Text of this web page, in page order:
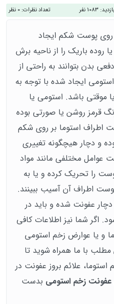
بازدید: 1083 نفر تعداد نظرات: 0 نظر
پوست شکم ایجاد
روده باریک را از ناحیه برش
بدن بتوانند به راحتی از
ایجاد شده با توجه به
موقتی باشد. استومی یا
قرمز روشن یا صورتی بوده
اطراف استوما بر روی شکم
و دچار هیچگونه تغییری
عوامل مختلفی مانند مواد
را تحریک کرده و یا به
اطراف آن آسیب ببینند.
عفونت شده و باید در
اگر شما نیز اطلاعات کافی
و یا عوارض زخم استومی
مطلب با ما همراه شوید تا
علائم بروز عفونت در
زخم استومی بدست